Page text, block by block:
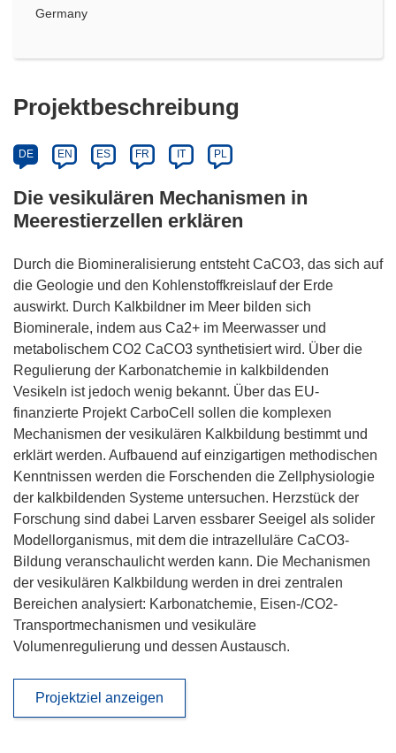
Germany
Projektbeschreibung
DE EN ES FR IT PL
Die vesikulären Mechanismen in
Meerestierzellen erklären
Durch die Biomineralisierung entsteht CaCO3, das sich auf
die Geologie und den Kohlenstoffkreislauf der Erde
auswirkt. Durch Kalkbildner im Meer bilden sich
Biominerale, indem aus Ca2+ im Meerwasser und
metabolischem CO2 CaCO3 synthetisiert wird. Über die
Regulierung der Karbonatchemie in kalkbildenden
Vesikeln ist jedoch wenig bekannt. Über das EU-
finanzierte Projekt CarboCell sollen die komplexen
Mechanismen der vesikulären Kalkbildung bestimmt und
erklärt werden. Aufbauend auf einzigartigen methodischen
Kenntnissen werden die Forschenden die Zellphysiologie
der kalkbildenden Systeme untersuchen. Herzstück der
Forschung sind dabei Larven essbarer Seeigel als solider
Modellorganismus, mit dem die intrazelluläre CaCO3-
Bildung veranschaulicht werden kann. Die Mechanismen
der vesikulären Kalkbildung werden in drei zentralen
Bereichen analysiert: Karbonatchemie, Eisen-/CO2-
Transportmechanismen und vesikuläre
Volumenregulierung und dessen Austausch.
Projektziel anzeigen